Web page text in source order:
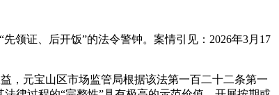
证、后开饭”的法令警钟。案情引见：2026年3月17
元宝山区市场监管局根据该法第一百二十二条第一